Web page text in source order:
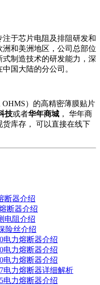
注于芯片电阻及排阻研发和
和美洲地区，公司总部位
制造技术的研发能力，深
国大陆的分公司。
）的高精密薄膜贴片
技或者华年商城 ，
华年商
库存，
可以直接在线下
断器介绍
断器介绍
电阻介绍
险丝介绍
电力熔断器介绍
电力熔断器介绍
电力熔断器介绍
电力熔断器详细解析
电力熔断器介绍